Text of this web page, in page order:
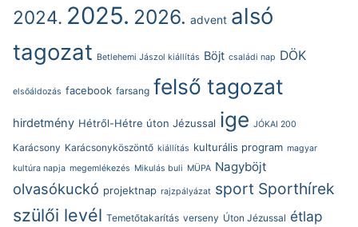
2024. 2025. 2026. advent alsó
tagozat Betlehemi Jászol kiállítás Böjt családi nap DÖK
elsőáldozás facebook farsang felső tagozat
hirdetmény Hétről-Hétre úton Jézussal ige JÓKAI 200
Karácsony Karácsonyköszöntő kiállítás kulturális program magyar
kultúra napja megemlékezés Mikulás buli MÜPA Nagyböjt
olvasókuckó projektnap rajzpályázat sport Sporthírek
szülői levél Temetőtakarítás verseny Úton Jézussal étlap